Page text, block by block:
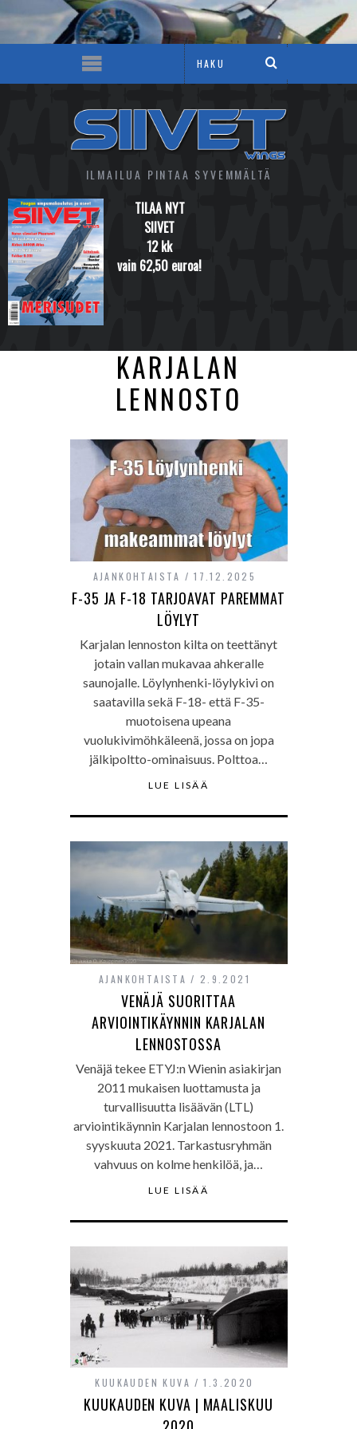
ILMAILUA PINTAA SYVEMMÄLTÄ
TILAA NYT
SIIVET
12 kk
vain 62,50 euroa!
KARJALAN
LENNOSTO
AJANKOHTAISTA 17.12.2025
F-35 JA F-18 TARJOAVAT PAREMMAT
LÖYLYT
Karjalan lennoston kilta on teettänyt
jotain vallan mukavaa ahkeralle
saunojalle. Löylynhenki-löylykivi on
saatavilla sekä F-18- että F-35-
muotoisena upeana
vuolukivimöhkäleenä, jossa on jopa
jälkipoltto-ominaisuus. Polttoa…
LUE LISÄÄ
AJANKOHTAISTA 2.9.2021
VENÄJÄ SUORITTAA
ARVIOINTIKÄYNNIN KARJALAN
LENNOSTOSSA
Venäjä tekee ETYJ:n Wienin asiakirjan
2011 mukaisen luottamusta ja
turvallisuutta lisäävän (LTL)
arviointikäynnin Karjalan lennostoon 1.
syyskuuta 2021. Tarkastusryhmän
vahvuus on kolme henkilöä, ja…
LUE LISÄÄ
KUUKAUDEN KUVA 1.3.2020
KUUKAUDEN KUVA | MAALISKUU